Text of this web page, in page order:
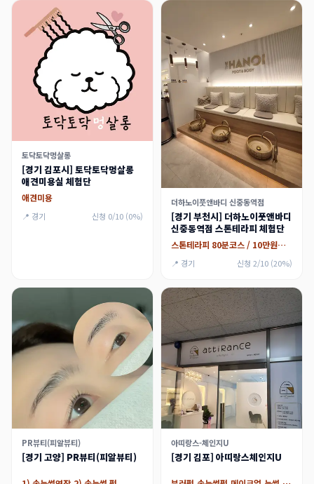
토닥토닥멍살롱
[경기 김포시] 토닥토닥멍살롱
애견미용실 체험단
애견미용
📍 경기 신청 0/10 (0%)
더하노이풋앤바디 신중동역점
[경기 부천시] 더하노이풋앤바디
신중동역점 스톤테라피 체험단
스톤테라피 80분코스 / 10만원지원
📍 경기 신청 2/10 (20%)
PR뷰티(피알뷰티)
[경기 고양] PR뷰티(피알뷰티)
아띠랑스-체인지U
[경기 김포] 아띠랑스체인지U